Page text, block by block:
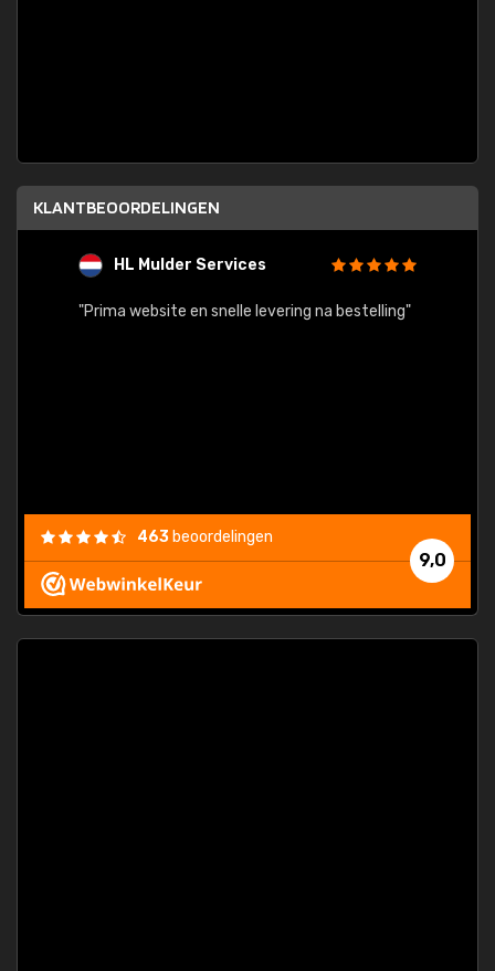
KLANTBEOORDELINGEN
HL Mulder Services
"Prima website en snelle levering na bestelling"
9,0
463 beoordelingen